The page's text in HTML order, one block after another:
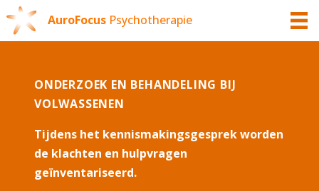
AuroFocusPsychotherapie
ONDERZOEK EN BEHANDELING BIJ
VOLWASSENEN
Tijdens het kennismakingsgesprek worden
de klachten en hulpvragen
geïnventariseerd.